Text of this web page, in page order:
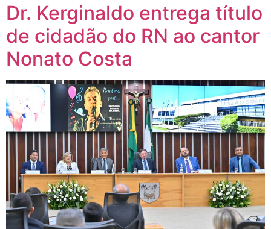
Dr. Kerginaldo entrega título
de cidadão do RN ao cantor
Nonato Costa